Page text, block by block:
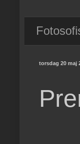
torsdag 20 maj